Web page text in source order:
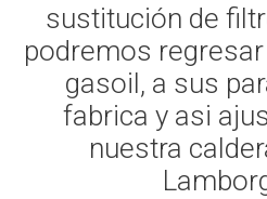
sustitución de
podremos
gasoil, a sus
fabrica y asi
nuestra